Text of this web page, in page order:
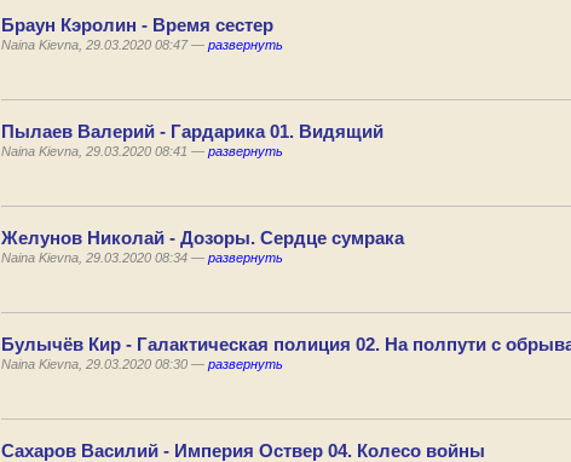
Браун Кэролин - Время сестер
Naina Kievna, 29.03.2020 08:47 — развернуть
Пылаев Валерий - Гардарика 01. Видящий
Naina Kievna, 29.03.2020 08:41 — развернуть
Желунов Николай - Дозоры. Сердце сумрака
Naina Kievna, 29.03.2020 08:34 — развернуть
Булычёв Кир - Галактическая полиция 02. На полпути с
Naina Kievna, 29.03.2020 08:30 — развернуть
Сахаров Василий - Империя Оствер 04. Колесо войны